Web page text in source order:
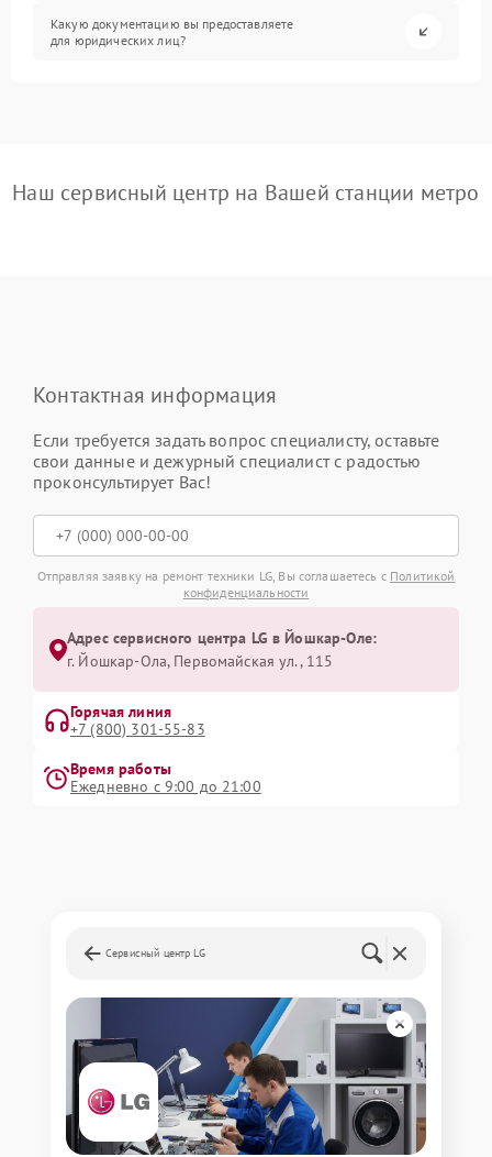
Какую документацию вы предоставляете
для юридических лиц?
Наш сервисный центр на Вашей станции метро
Контактная информация
Если требуется задать вопрос специалисту, оставьте
свои данные и дежурный специалист с радостью
проконсультирует Вас!
Отправляя заявку на ремонт техники LG, Вы соглашаетесь с Политикой
конфиденциальности
Адрес сервисного центра LG в Йошкар-Оле:
г. Йошкар-Ола, Первомайская ул., 115
Горячая линия
+7 (800) 301-55-83
Время работы
Ежедневно с 9:00 до 21:00
Сервисный центр LG